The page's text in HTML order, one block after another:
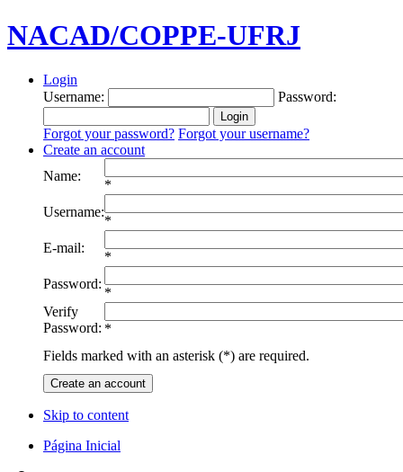
NACAD/COPPE-UFRJ
Login
Username:
Password:
Forgot your password? Forgot your username?
Create an account
Name:
*
Username:
*
E-mail:
*
Password:
*
Verify
Password: *
Fields marked with an asterisk (*) are required.
Create an account
Skip to content
Página Inicial